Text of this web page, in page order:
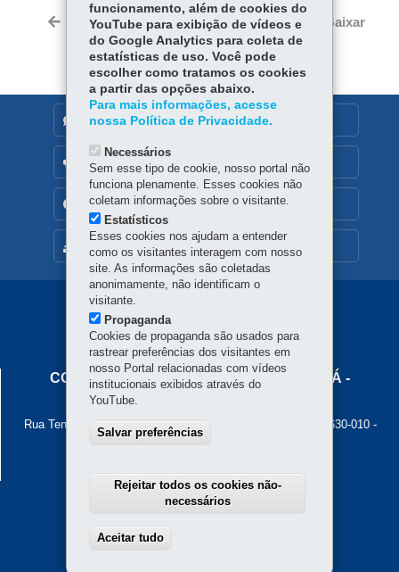
Voltar Início Imprimir Baixar
MAPA DO SITE
DENUNCIE CORRUPÇÃO
OUVIDORIA
TRANSPARÊNCIA INSTITUCIONAL
Navegação
Principal
Cohapar
COMPANHIA DE HABITAÇÃO DO PARANÁ -
Rua Tenente Francisco Ferreira de Souza, 766 - Hauer 81630-010-
Curitiba-PR
Atendimento institucional: (41) 3312-5700
funcionamento, além de cookies do
YouTube para exibição de vídeos e
do Google Analytics para coleta de
estatísticas de uso. Você pode
escolher como tratamos os cookies
a partir das opções abaixo.
Para mais informações, acesse
nossa Política de Privacidade.
Necessários
Sem esse tipo de cookie, nosso portal não
funciona plenamente. Esses cookies não
coletam informações sobre o visitante.
Estatísticos
Esses cookies nos ajudam a entender
como os visitantes interagem com nosso
site. As informações são coletadas
anonimamente, não identificam o
visitante.
Propaganda
Cookies de propaganda são usados para
rastrear preferências dos visitantes em
nosso Portal relacionadas com vídeos
institucionais exibidos através do
YouTube.
Salvar preferências
Rejeitar todos os cookies não-
necessários
Aceitar tudo